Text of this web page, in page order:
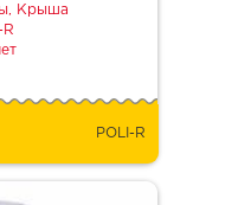
Крыша
R
POLI-R